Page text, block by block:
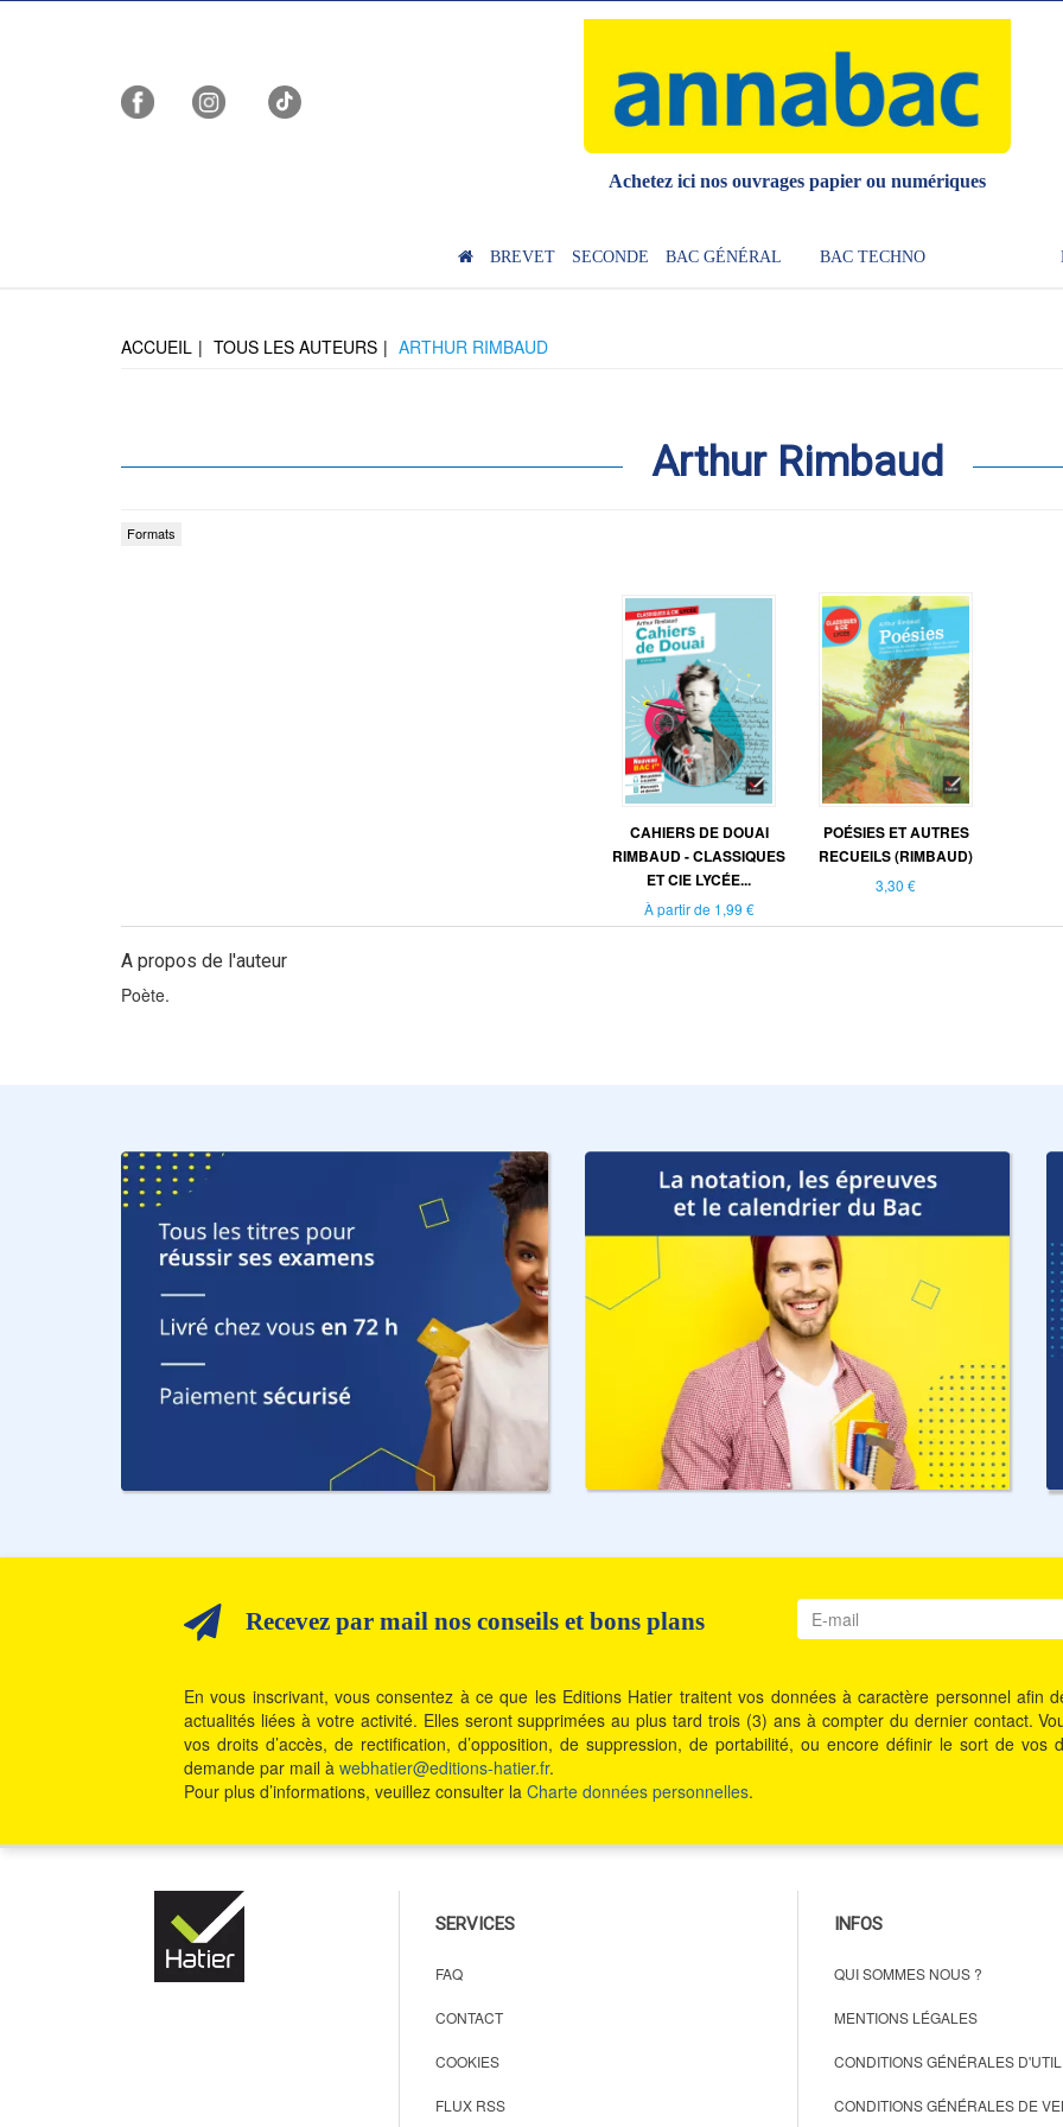
Achetez ici nos ouvrages papier ou numériques
BREVET SECONDE BAC GÉNÉRAL BAC TECHNO
ACCUEIL TOUS LES AUTEURS ARTHUR RIMBAUD
Arthur Rimbaud
Formats
CAHIERS DE DOUAI
RIMBAUD - CLASSIQUES
ET CIE LYCÉE...
À partir de 1,99 €
POÉSIES ET AUTRES
RECUEILS (RIMBAUD)
3,30 €
A propos de l'auteur
Poète.
Recevez par mail nos conseils et bons plans
En vous inscrivant, vous consentez à ce que les Editions Hatier traitent vos données à caractère personnel afin
actualités liées à votre activité. Elles seront supprimées au plus tard trois (3) ans à compter du dernier contact.
vos droits d’accès, de rectification, d’opposition, de suppression, de portabilité, ou encore définir le sort de
demande par mail à webhatier@editions-hatier.fr.
Pour plus d’informations, veuillez consulter la Charte données personnelles.
SERVICES
FAQ
CONTACT
COOKIES
FLUX RSS
INFOS
QUI SOMMES NOUS ?
MENTIONS LÉGALES
CONDITIONS GÉNÉRALES
CONDITIONS GÉNÉRALES DE